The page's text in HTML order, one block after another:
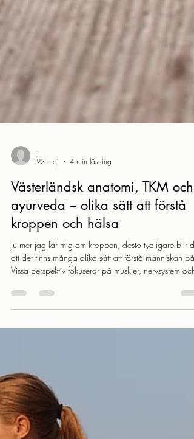
-
23 maj
Västerländsk anatomi, TKM och
ayurveda – olika sätt att förstå
kroppen och hälsa
att det finns många olika sätt att förstå människan på.
utan istället vara nyfikna på vad båda kan lära oss.
Hur ser olika traditioner på kroppen? Hur ser vi
egentligen på kroppen? Det kan låta som en enkel
fråga. Men beroende på vilken tradition vi utgår från
får vi